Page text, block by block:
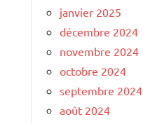
janvier 2025
décembre 2024
novembre 2024
octobre 2024
septembre 2024
août 2024